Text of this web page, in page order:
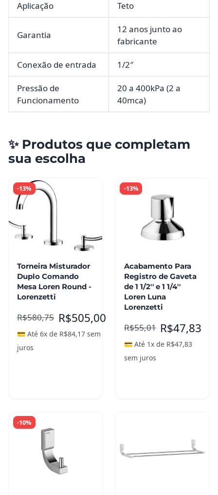
Aplicação Teto
Garantia
12 anos junto ao
fabricante
Conexão de entrada 1/2″
Pressão de
Funcionamento
20 a 400kPa (2 a
40mca)
✨ Produtos que completam
sua escolha
-13%
Torneira Misturador
Duplo Comando
Mesa Loren Round -
Lorenzetti
R$580,75 R$505,00
💳 Até 6x de R$84,17 sem
juros
-13%
Acabamento Para
Registro de Gaveta
de 1 1/2'' e 1 1/4''
Loren Luna
Lorenzetti
R$55,01 R$47,83
💳 Até 1x de R$47,83
sem juros
-10%